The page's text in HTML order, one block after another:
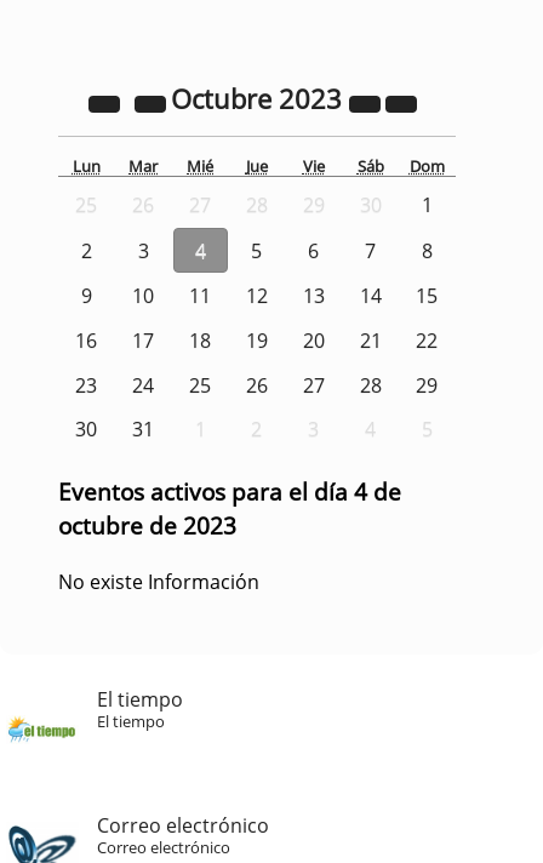
Octubre 2023
Lun Mar Mié Jue Vie Sáb Dom
25 26 27 28 29 30
1
2
3 4 5 6 7
8
9
10 11 12 13 14
15
16
17 18 19 20 21
22
23
24 25 26 27 28
29
30
31 1 2 3 4 5
Eventos activos para el día 4 de
octubre de 2023
No existe Información
El tiempo
El tiempo
Correo electrónico
Correo electrónico